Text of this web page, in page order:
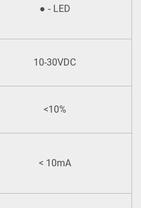
● - LED
10-30VDC
<10%
< 10mA